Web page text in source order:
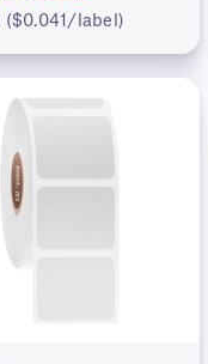
($0.041/label)